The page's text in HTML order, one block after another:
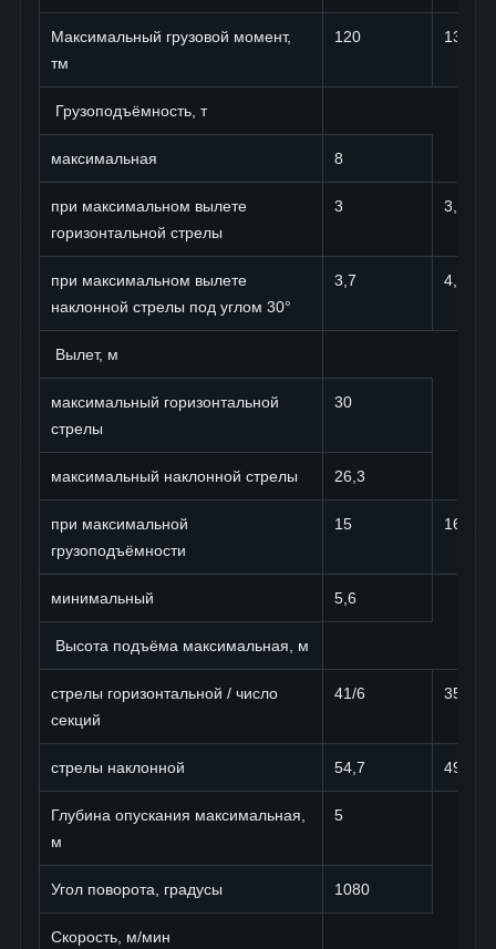
Максимальный грузовой момент,
тм
120 132
Грузоподъёмность, т
максимальная 8
при максимальном вылете
горизонтальной стрелы
3 3,5
при максимальном вылете
наклонной стрелы под углом 30°
3,7 4,3
Вылет, м
максимальный горизонтальной
стрелы
30
максимальный наклонной стрелы 26,3
при максимальной
грузоподъёмности
15 16,5
минимальный 5,6
Высота подъёма максимальная, м
стрелы горизонтальной / число
секций
41/6 35,4/5
стрелы наклонной 54,7 49,1
Глубина опускания максимальная,
м
5
Угол поворота, градусы 1080
Скорость, м/мин